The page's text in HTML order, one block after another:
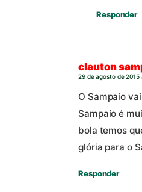
Responder
clauton
29 de agosto de 2015
O Sampaio
Sampaio é
bola temos
glória para o
Responder